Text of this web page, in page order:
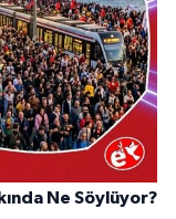
Ne Söylüyor?